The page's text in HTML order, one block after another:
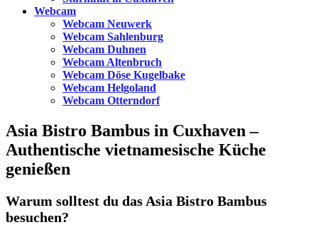
Webcam
Webcam Neuwerk
Webcam Sahlenburg
Webcam Duhnen
Webcam Altenbruch
Webcam Döse Kugelbake
Webcam Helgoland
Webcam Otterndorf
Asia Bistro Bambus in Cuxhaven –
Authentische vietnamesische Küche
genießen
Warum solltest du das Asia Bistro Bambus
besuchen?